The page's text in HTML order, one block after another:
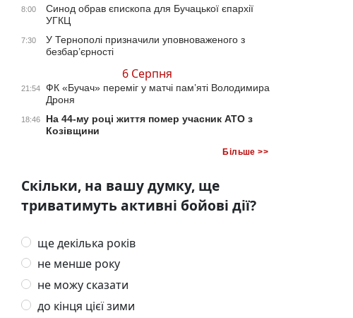
8:00
Синод обрав єпископа для Бучацької єпархії
УГКЦ
7:30
У Тернополі призначили уповноваженого з
безбар’єрності
6 Серпня
21:54
ФК «Бучач» переміг у матчі пам’яті Володимира
Дроня
18:46
На 44-му році життя помер учасник АТО з
Козівщини
Більше >>
Скільки, на вашу думку, ще
триватимуть активні бойові дії?
ще декілька років
не менше року
не можу сказати
до кінця цієї зими